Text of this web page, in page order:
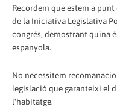
Recordem que estem a
de la Iniciativa Legislativa
congrés, demostrant quina
espanyola.
No necessitem
legislació que garanteixi el
l'habitatge.